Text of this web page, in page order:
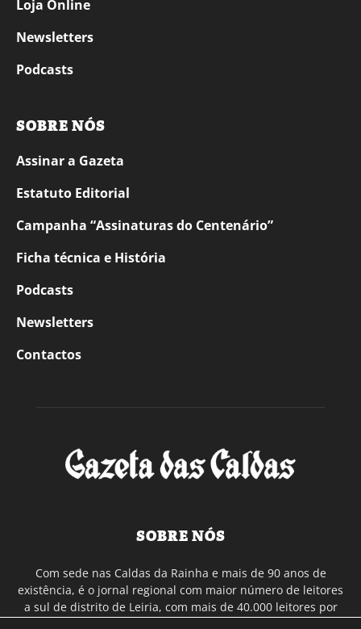
Loja Online
Newsletters
Podcasts
SOBRE NÓS
Assinar a Gazeta
Estatuto Editorial
Campanha “Assinaturas do Centenário”
Ficha técnica e História
Podcasts
Newsletters
Contactos
SOBRE NÓS
Com sede nas Caldas da Rainha e mais de 90 anos de
existência, é o jornal regional com maior número de leitores
a sul de distrito de Leiria, com mais de 40.000 leitores por